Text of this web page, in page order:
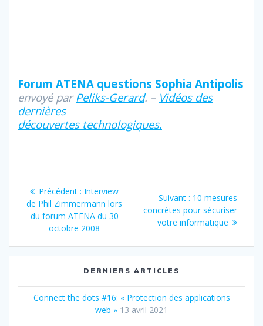
Forum ATENA questions Sophia Antipolis
envoyé par Peliks-Gerard. – Vidéos des
dernières
découvertes technologiques.
Navigation
de
l’article
Précédent : Article
précédent
:
Interview
de Phil Zimmermann lors
du forum ATENA du 30
octobre 2008
Suivant : Article
suivant
:
10 mesures
concrètes pour sécuriser
votre informatique
DERNIERS ARTICLES
Connect the dots #16: « Protection des applications
web » 13 avril 2021